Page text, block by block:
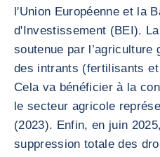
l'Union Européenne et la
d'Investissement (BEI).
soutenue par
des intrants (fertilisants
Cela va bénéficier à la
le secteur agricole
(2023). Enfin, en juin
suppression totale des